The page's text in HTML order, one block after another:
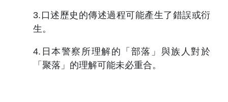
3. 口述歷史的傳述過程可能產生了錯誤或衍
生。
4. 日本警察所理解的「部落」與族人對於
「聚落」的理解可能未必重合。